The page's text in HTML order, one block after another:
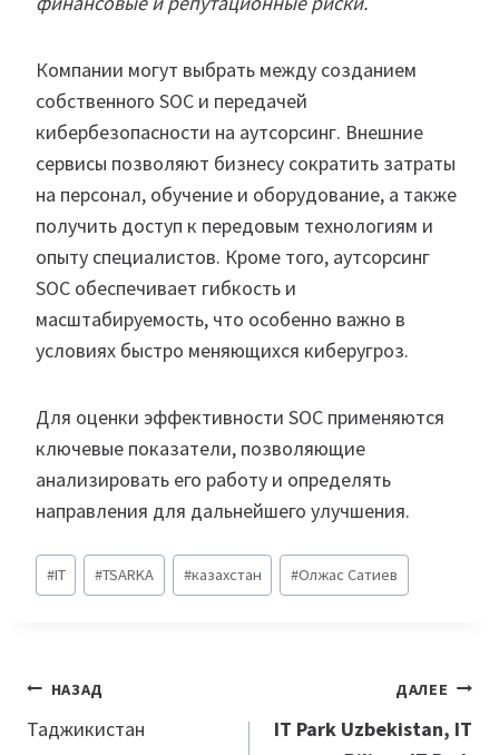
Компании могут выбрать между созданием
собственного SOC и передачей
кибербезопасности на аутсорсинг. Внешние
сервисы позволяют бизнесу сократить затраты
на персонал, обучение и оборудование, а также
получить доступ к передовым технологиям и
опыту специалистов. Кроме того, аутсорсинг
SOC обеспечивает гибкость и
масштабируемость, что особенно важно в
условиях быстро меняющихся киберугроз.
Для оценки эффективности SOC применяются
ключевые показатели, позволяющие
анализировать его работу и определять
направления для дальнейшего улучшения.
Метки
записи:
#IT #TSARKA #казахстан #Олжас Сатиев
Навигация
по
НАЗАД
Таджикистан
ДАЛЕЕ
IT Park Uzbekistan, IT